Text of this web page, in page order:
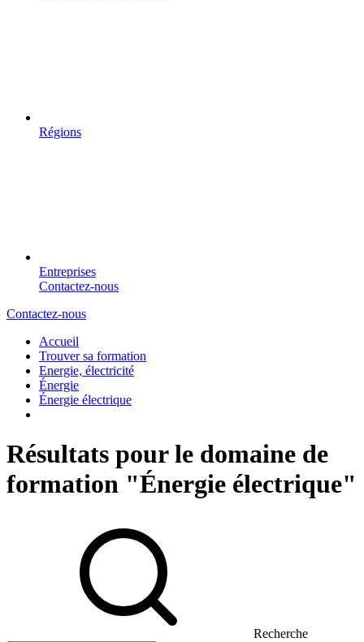
Régions
Entreprises
Contactez-nous
Contactez-nous
Accueil
Trouver sa formation
Energie, électricité
Énergie
Énergie électrique
Résultats pour le domaine de
formation "Énergie électrique"
Recherche